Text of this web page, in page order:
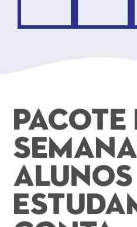
Pacote
alunos